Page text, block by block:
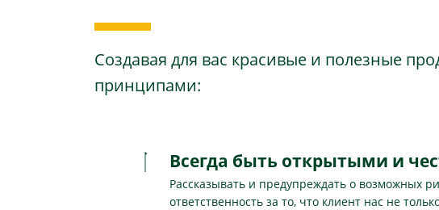
Создавая для вас красивые и полезные
принципами:
Всегда быть открытыми и
Рассказывать и предупреждать о возможных
ответственность за то, что клиент нас не